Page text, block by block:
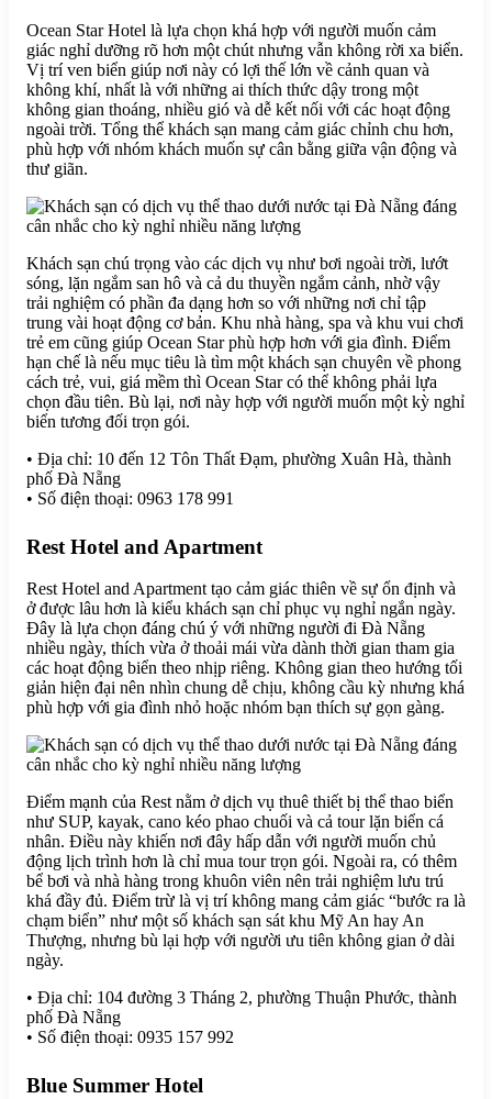
Ocean Star Hotel là lựa chọn khá hợp với người muốn cảm
giác nghỉ dưỡng rõ hơn một chút nhưng vẫn không rời xa biển.
Vị trí ven biển giúp nơi này có lợi thế lớn về cảnh quan và
không khí, nhất là với những ai thích thức dậy trong một
không gian thoáng, nhiều gió và dễ kết nối với các hoạt động
ngoài trời. Tổng thể khách sạn mang cảm giác chỉnh chu hơn,
phù hợp với nhóm khách muốn sự cân bằng giữa vận động và
thư giãn.
Khách sạn chú trọng vào các dịch vụ như bơi ngoài trời, lướt
sóng, lặn ngắm san hô và cả du thuyền ngắm cảnh, nhờ vậy
trải nghiệm có phần đa dạng hơn so với những nơi chỉ tập
trung vài hoạt động cơ bản. Khu nhà hàng, spa và khu vui chơi
trẻ em cũng giúp Ocean Star phù hợp hơn với gia đình. Điểm
hạn chế là nếu mục tiêu là tìm một khách sạn chuyên về phong
cách trẻ, vui, giá mềm thì Ocean Star có thể không phải lựa
chọn đầu tiên. Bù lại, nơi này hợp với người muốn một kỳ nghỉ
biển tương đối trọn gói.
• Địa chỉ: 10 đến 12 Tôn Thất Đạm, phường Xuân Hà, thành
phố Đà Nẵng
• Số điện thoại: 0963 178 991
Rest Hotel and Apartment
Rest Hotel and Apartment tạo cảm giác thiên về sự ổn định và
ở được lâu hơn là kiểu khách sạn chỉ phục vụ nghỉ ngắn ngày.
Đây là lựa chọn đáng chú ý với những người đi Đà Nẵng
nhiều ngày, thích vừa ở thoải mái vừa dành thời gian tham gia
các hoạt động biển theo nhịp riêng. Không gian theo hướng tối
giản hiện đại nên nhìn chung dễ chịu, không cầu kỳ nhưng khá
phù hợp với gia đình nhỏ hoặc nhóm bạn thích sự gọn gàng.
Điểm mạnh của Rest nằm ở dịch vụ thuê thiết bị thể thao biển
như SUP, kayak, cano kéo phao chuối và cả tour lặn biển cá
nhân. Điều này khiến nơi đây hấp dẫn với người muốn chủ
động lịch trình hơn là chỉ mua tour trọn gói. Ngoài ra, có thêm
bể bơi và nhà hàng trong khuôn viên nên trải nghiệm lưu trú
khá đầy đủ. Điểm trừ là vị trí không mang cảm giác “bước ra là
chạm biển” như một số khách sạn sát khu Mỹ An hay An
Thượng, nhưng bù lại hợp với người ưu tiên không gian ở dài
ngày.
• Địa chỉ: 104 đường 3 Tháng 2, phường Thuận Phước, thành
phố Đà Nẵng
• Số điện thoại: 0935 157 992
Blue Summer Hotel